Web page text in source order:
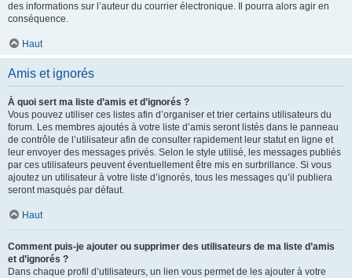
des informations sur l’auteur du courrier électronique. Il pourra alors agir en
conséquence.
Haut
Amis et ignorés
À quoi sert ma liste d’amis et d’ignorés ?
Vous pouvez utiliser ces listes afin d’organiser et trier certains utilisateurs du
forum. Les membres ajoutés à votre liste d’amis seront listés dans le panneau
de contrôle de l’utilisateur afin de consulter rapidement leur statut en ligne et
leur envoyer des messages privés. Selon le style utilisé, les messages publiés
par ces utilisateurs peuvent éventuellement être mis en surbrillance. Si vous
ajoutez un utilisateur à votre liste d’ignorés, tous les messages qu’il publiera
seront masqués par défaut.
Haut
Comment puis-je ajouter ou supprimer des utilisateurs de ma liste d’amis
et d’ignorés ?
Dans chaque profil d’utilisateurs, un lien vous permet de les ajouter à votre